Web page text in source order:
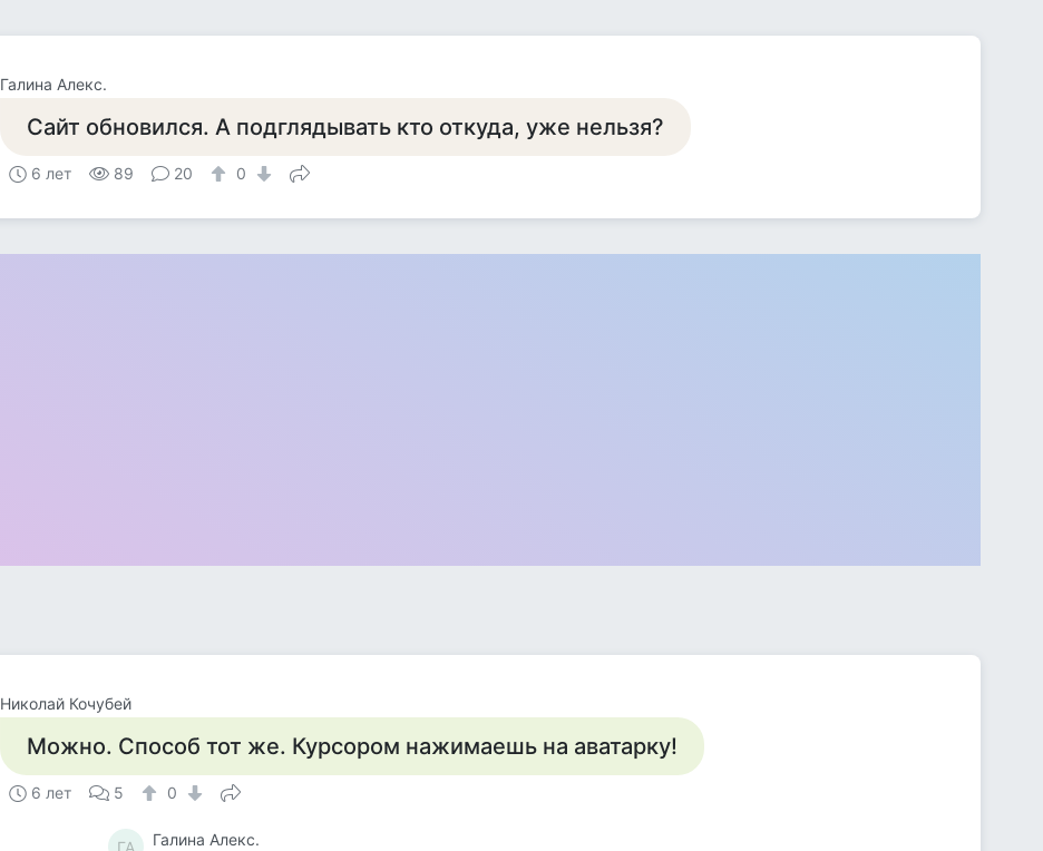
Галина Алекс.
Сайт обновился. А подглядывать кто откуда, уже нельзя?
6 лет 89 20 0
Николай Кочубей
Можно. Способ тот же. Курсором нажимаешь на аватарку!
6 лет 5 0
ГА Галина Алекс.